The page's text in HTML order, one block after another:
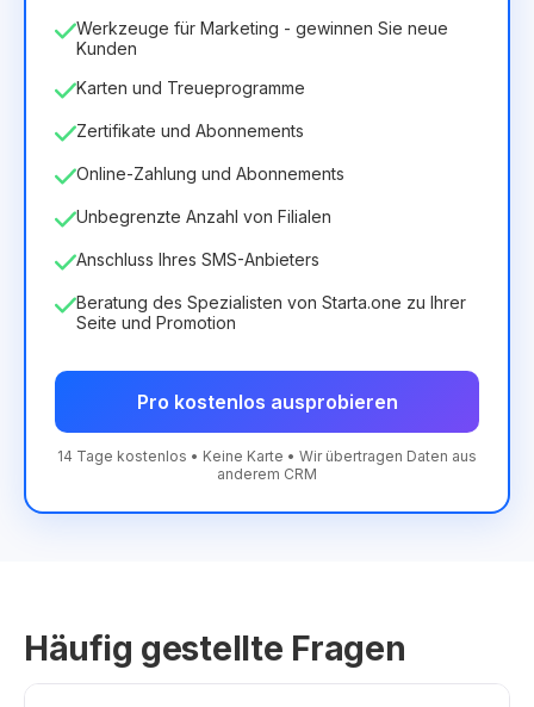
Werkzeuge für Marketing - gewinnen Sie neue
Kunden
Karten und Treueprogramme
Zertifikate und Abonnements
Online-Zahlung und Abonnements
Unbegrenzte Anzahl von Filialen
Anschluss Ihres SMS-Anbieters
Beratung des Spezialisten von Starta.one zu Ihrer
Seite und Promotion
Pro kostenlos ausprobieren
14 Tage kostenlos • Keine Karte • Wir übertragen Daten aus
anderem CRM
Häufig gestellte Fragen